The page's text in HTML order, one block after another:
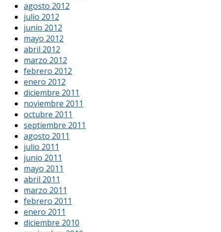
agosto 2012
julio 2012
junio 2012
mayo 2012
abril 2012
marzo 2012
febrero 2012
enero 2012
diciembre 2011
noviembre 2011
octubre 2011
septiembre 2011
agosto 2011
julio 2011
junio 2011
mayo 2011
abril 2011
marzo 2011
febrero 2011
enero 2011
diciembre 2010